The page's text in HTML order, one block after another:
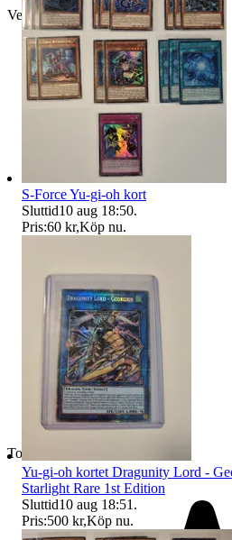
Verifierad
Toppsäljare
S-Force Yu-gi-oh kort
Sluttid10 aug 18:50.
Pris:60 kr,Köp nu.
Yu-gi-oh kortet Dragunity Lord -
Starlight Rare 1st Edition
Sluttid10 aug 18:51 .
Pris:500 kr,Köp nu.